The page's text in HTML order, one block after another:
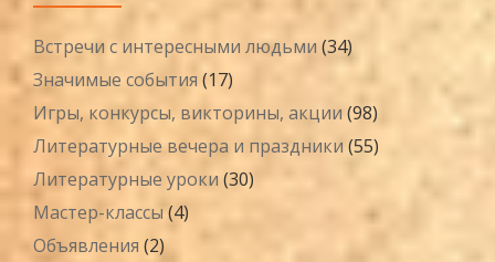
Встречи с интересными людьми (34)
Значимые события (17)
Игры, конкурсы, викторины, акции (98)
Литературные вечера и праздники (55)
Литературные уроки(30)
Мастер-классы(4)
Объявления (2)